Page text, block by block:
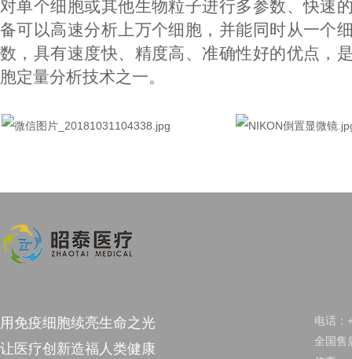
对单个细胞或其他生物粒子进行多参数、快速
备可以高速分析上万个细胞，并能同时从一个
数，具有速度快、精度高、准确性好的优点，
胞定量分析技术之一。
用免疫细胞续亮生命之光
让医疗创新造福人类健康
电话：
全国售